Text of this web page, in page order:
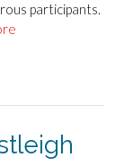
participants.